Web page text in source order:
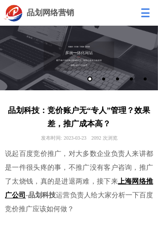
品划网络营销
品划科技：竞价账户无“专人”管理？效果
差，推广成本高？
发布时间: 2023-03-23 2092 次浏览
说起百度竞价推广，对大多数企业负责人来讲都
是一件很头疼的事，不推广没有客户咨询，推广
了太烧钱，真的是进退两难，接下来上海网络推
广公司-品划科技运营负责人给大家分析一下百度
竞价推广应该如何做？